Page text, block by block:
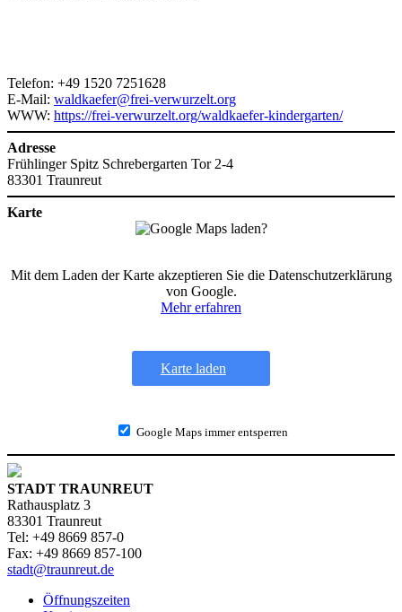
Telefon: +49 1520 7251628
E-Mail: waldkaefer@frei-verwurzelt.org
WWW: https://frei-verwurzelt.org/waldkaefer-kindergarten/
Adresse
Frühlinger Spitz Schrebergarten Tor 2-4
83301 Traunreut
Karte
Mit dem Laden der Karte akzeptieren Sie die Datenschutzerklärung
von Google.
Mehr erfahren
Karte laden
Google Maps immer entsperren
STADT TRAUNREUT
Rathausplatz 3
83301 Traunreut
Tel: +49 8669 857-0
Fax: +49 8669 857-100
stadt@traunreut.de
Öffnungszeiten